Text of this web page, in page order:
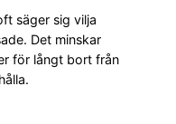
säger sig vilja
Det minskar
för långt bort från